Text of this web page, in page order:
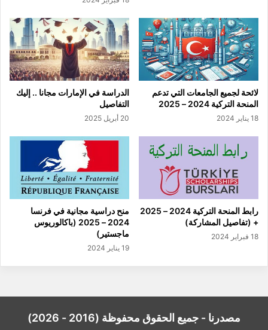
لائحة لجميع الجامعات التي تدعم
المنحة التركية 2024 – 2025
18 يناير 2024
الدراسة في الإمارات مجانا .. إليك
التفاصيل
20 أبريل 2025
رابط المنحة التركية 2024 – 2025
+ (تفاصيل المشاركة)
18 فبراير 2024
منح دراسية مجانية في فرنسا
2024 – 2025 (باكالوريوس
ماجستير)
19 يناير 2024
مصدرنا - جميع الحقوق محفوظة (2016 - 2026)